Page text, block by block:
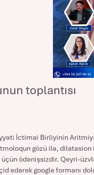
toplantısı
İctimai Birliyinin
gözü ilə, dilatasion
ödənişsizdir. Qeyri-
edərək google formanı